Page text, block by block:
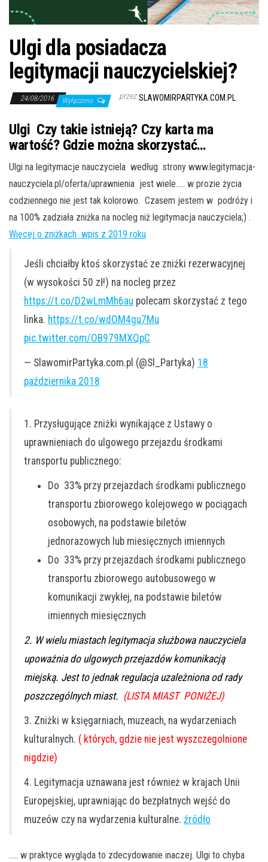
ę
Ulgi dla posiadacza
legitymacji nauczycielskiej?
24/08/2016 Wyłączono przez SLAWOMIRPARTYKA.COM.PL
Ulgi Czy takie istnieją? Czy karta ma
wartość? Gdzie można skorzystać…
Ulgi na legitymacje nauczyciela według strony www.legitymacja-
nauczyciela.pl/oferta/uprawnienia jest wiele….. w prozie życia
codziennego nie jest tak kolorowo. Czasem jestem w podróży i
na 100% zadziała zniżka na nocleg niż legitymacja nauczyciela;) .
Więcej o zniżkach wpis z 2019 roku
Jeśli chciałby ktoś skorzystać ze zniżki rezerwacyjnej
(w wysokości 50 zł!) na nocleg przez
https://t.co/D2wLmMh6au polecam skorzystać z tego
linka. https://t.co/wdOM4gu7Mu
pic.twitter.com/OB979MXQpC
— SlawomirPartyka.com.pl (@Sl_Partyka) 18
października 2018
1. Przysługujące zniżki wynikające z Ustawy o
uprawnieniach do ulgowego przejazdu środkami
transportu publicznego:
Do 33% przy przejazdach środkami publicznego
transportu zbiorowego kolejowego w pociągach
osobowych, na podstawie biletów
jednorazowych lub miesięcznych imiennych
Do 33% przy przejazdach środkami publicznego
transportu zbiorowego autobusowego w
komunikacji zwykłej, na podstawie biletów
imiennych miesięcznych
2. W wielu miastach legitymacja służbowa nauczyciela
upoważnia do ulgowych przejazdów komunikacją
miejską. Jest to jednak regulacja uzależniona od rady
poszczególnych miast. (LISTA MIAST PONIŻEJ)
3. Zniżki w księgarniach, muzeach, na wydarzeniach
kulturalnych. ( których, gdzie nie jest wyszczegolnione
nigdzie)
4. Legitymacja uznawana jest również w krajach Unii
Europejskiej, uprawniając do bezpłatnych wejść do
muzeów czy na wydarzenia kulturalne. źródło
….. w praktyce wygląda to zdecydowanie inaczej. Ulgi to chyba